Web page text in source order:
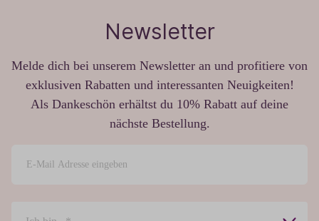
Newsletter
Melde dich bei unserem Newsletter an und profitiere von
exklusiven Rabatten und interessanten Neuigkeiten!
Als Dankeschön erhältst du 10% Rabatt auf deine
nächste Bestellung.